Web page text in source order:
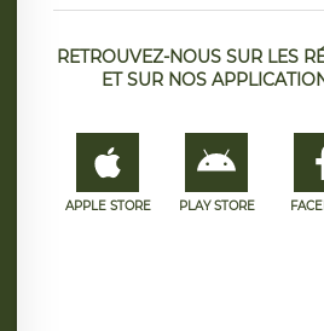
RETROUVEZ-NOUS SUR LES
ET SUR NOS
APPLE STORE PLAY STORE